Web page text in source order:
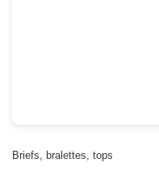
Briefs, bralettes, tops